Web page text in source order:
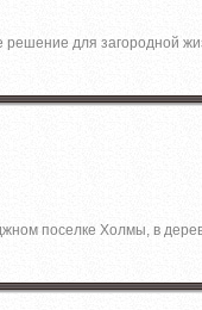
для загородной
поселке Холмы, в